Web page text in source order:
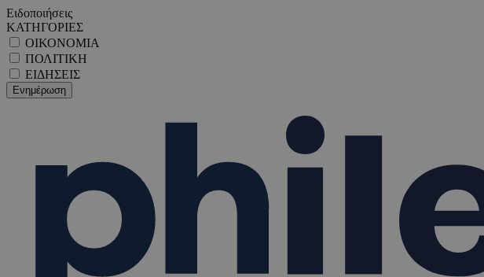
Ειδοποιήσεις
ΚΑΤΗΓΟΡΙΕΣ
ΟΙΚΟΝΟΜΙΑ
ΠΟΛΙΤΙΚΗ
ΕΙΔΗΣΕΙΣ